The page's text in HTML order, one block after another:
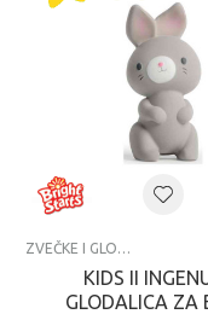
ZVEČKE I GLODALICE
KIDS II
GLODALICA ZA